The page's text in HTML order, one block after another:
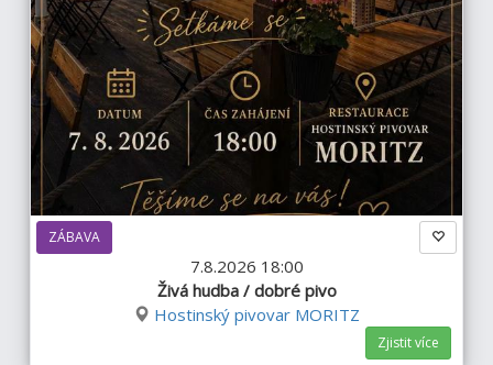
ZÁBAVA
7.8.2026 18:00
Živá hudba / dobré pivo
Hostinský pivovar MORITZ
Zjistit více